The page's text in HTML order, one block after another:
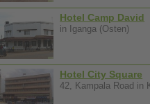
Hotel Camp David
in Iganga (Osten)
Hotel City Square
42, Kampala Road in